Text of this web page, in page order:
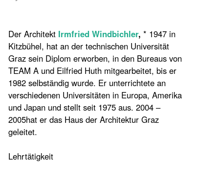
Der Architekt Irmfried Windbichler, * 1947 in
Kitzbühel, hat an der technischen Universität
Graz sein Diplom erworben, in den Bureaus von
TEAM A und Eilfried Huth mitgearbeitet, bis er
1982 selbständig wurde. Er unterrichtete an
verschiedenen Universitäten in Europa, Amerika
und Japan und stellt seit 1975 aus. 2004 –
2005hat er das Haus der Architektur Graz
geleitet.
Lehrtätigkeit